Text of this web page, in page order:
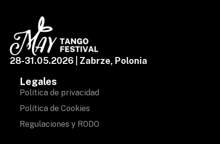
28-31.05.2026 | Zabrze, Polonia
Legales
Política de privacidad
Política de Cookies
Regulaciones y RODO